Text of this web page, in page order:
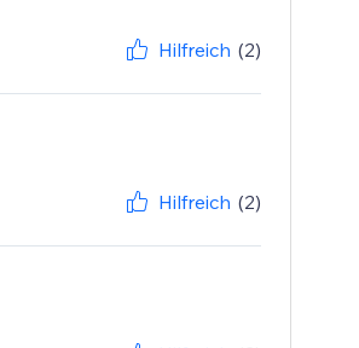
Hilfreich (2)
Hilfreich (2)